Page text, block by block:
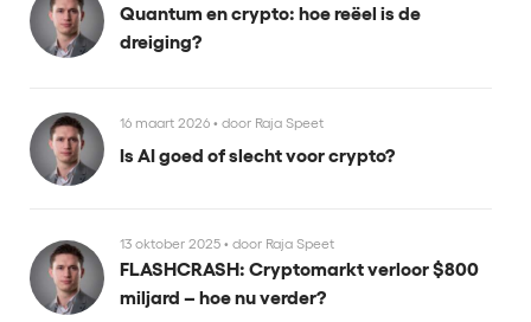
Quantum en crypto: hoe reëel is de
dreiging?
16 maart 2026 • door Raja Speet
Is AI goed of slecht voor crypto?
13 oktober 2025 • door Raja Speet
FLASHCRASH: Cryptomarkt verloor $800
miljard – hoe nu verder?